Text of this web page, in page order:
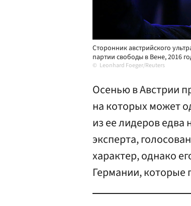
Сторонник австрийского
партии свободы в Вене, 2016
Leonhard Foeger/Reuters
Осенью в Австрии
на которых может
из ее лидеров
эксперта,
характер, однако
Германии, которые